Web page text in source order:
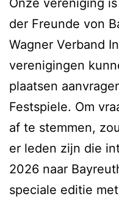
der Freunde von
Wagner Verband
verenigingen
plaatsen
Festspiele. Om
af te stemmen,
er leden zijn die
2026 naar
speciale editie